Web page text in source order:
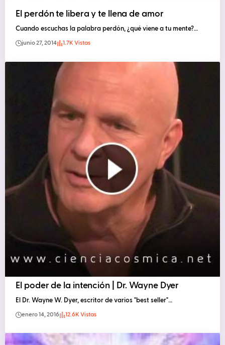
El perdón te libera y te llena de amor
Cuando escuchas la palabra perdón, ¿qué viene a tu mente?…
junio 27, 2014 1.7K Vistas
El poder de la intención | Dr. Wayne Dyer
El Dr. Wayne W. Dyer, escritor de varios "best seller"…
enero 14, 2016 12.6K Vistas